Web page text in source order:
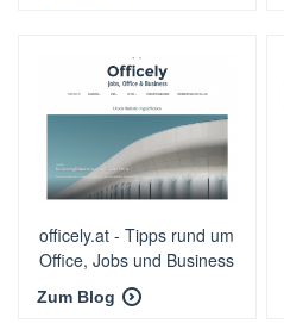
officely.at - Tipps rund um
Office, Jobs und Business
Zum Blog